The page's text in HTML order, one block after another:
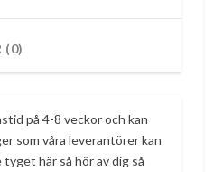
(0)
på 4-8 veckor och kan
som våra leverantörer kan
här så hör av dig så